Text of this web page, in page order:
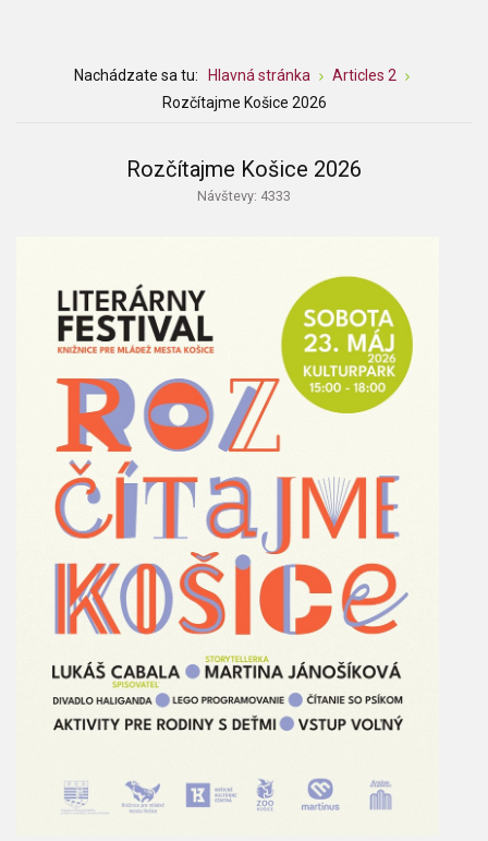
Nachádzate sa tu: Hlavná stránka
Articles 2
Rozčítajme Košice 2026
Rozčítajme Košice 2026
Návštevy: 4333